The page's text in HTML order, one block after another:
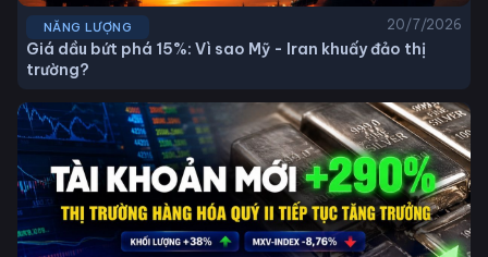
NĂNG LƯỢNG 20/7/2026
Giá dầu bứt phá 15%: Vì sao Mỹ - Iran khuấy đảo thị
trường?